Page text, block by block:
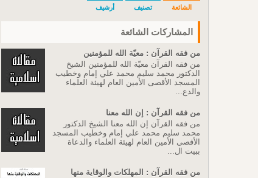
الشائعة تصنيف أرشيف
المشاركات الشائعة
من فقه القرآن : معيّة الله للمؤمنين
من فقه القرآن معيّة الله للمؤمنين الشيخ
الدكتور محمد سليم محمد علي إمام وخطيب
المسجد الأقصى الأمين العام لهيئة العلماء
والدع...
من فقه القرآن : إن الله معنا
من فقه القرآن إن الله معنا الشيخ الدكتور
محمد سليم محمد علي إمام وخطيب المسجد
الأقصى الأمين العام لهيئة العلماء والدعاة
ببيت ال...
من فقه القرآن : المهلكات والوقاية منها